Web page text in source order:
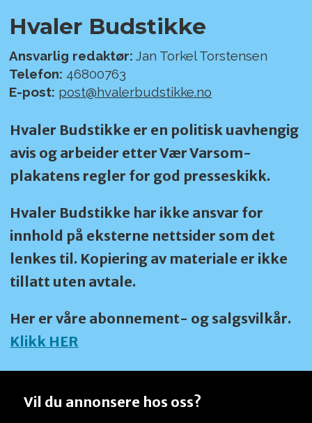
Hvaler Budstikke
Ansvarlig redaktør: Jan Torkel Torstensen
Telefon: 46800763
E-post: post@hvalerbudstikke.no
Hvaler Budstikke er en politisk uavhengig
avis og arbeider etter Vær Varsom-
plakatens regler for god presseskikk.
Hvaler Budstikke har ikke ansvar for
innhold på eksterne nettsider som det
lenkes til. Kopiering av materiale er ikke
tillatt uten avtale.
Her er våre abonnement- og salgsvilkår.
Klikk HER
Vil du annonsere hos oss?